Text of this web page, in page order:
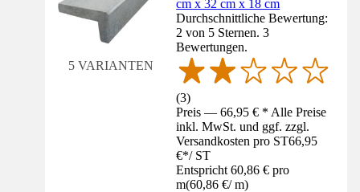
5 VARIANTEN
cm x 32 cm x 18 cm
Durchschnittliche Bewertung:
2 von 5 Sternen. 3
Bewertungen.
(3)
Preis — 66,95 € * Alle Preise
inkl. MwSt. und ggf. zzgl.
Versandkosten pro ST66,95
€*/ ST
Entspricht 60,86 € pro
m(60,86 €/ m)